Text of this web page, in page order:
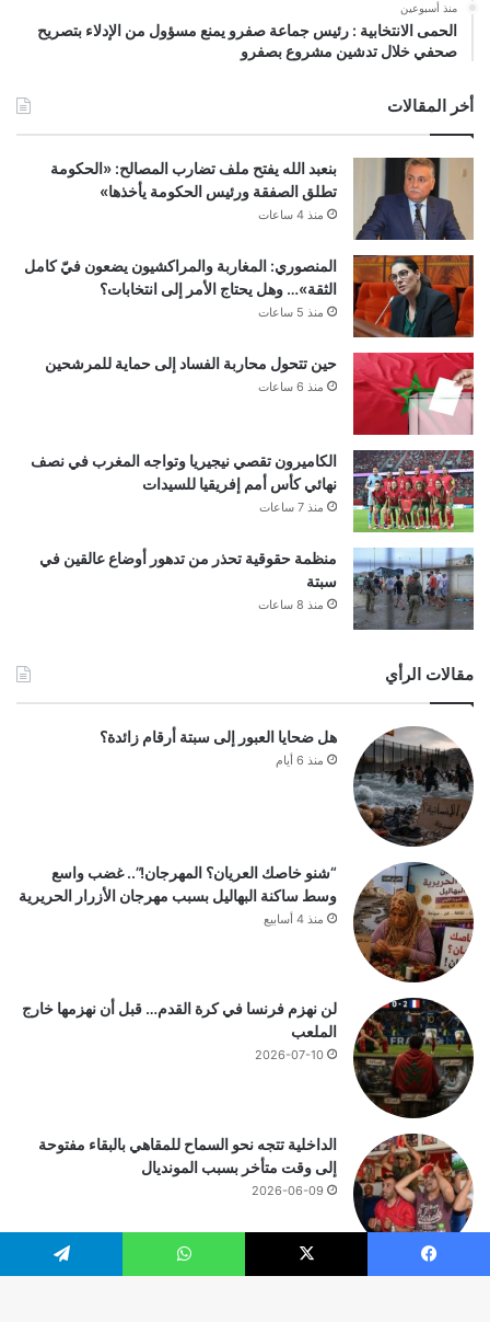
منذ أسبوعين
الحمى الانتخابية : رئيس جماعة صفرو يمنع مسؤول من الإدلاء بتصريح
صحفي خلال تدشين مشروع بصفرو
أخر المقالات
بنعبد الله يفتح ملف تضارب المصالح: «الحكومة
تطلق الصفقة ورئيس الحكومة يأخذها»
منذ 4 ساعات
المنصوري: المغاربة والمراكشيون يضعون فيّ كامل
الثقة»… وهل يحتاج الأمر إلى انتخابات؟
منذ 5 ساعات
حين تتحول محاربة الفساد إلى حماية للمرشحين
منذ 6 ساعات
الكاميرون تقصي نيجيريا وتواجه المغرب في نصف
نهائي كأس أمم إفريقيا للسيدات
منذ 7 ساعات
منظمة حقوقية تحذر من تدهور أوضاع عالقين في
سبتة
منذ 8 ساعات
مقالات الرأي
هل ضحايا العبور إلى سبتة أرقام زائدة؟
منذ 6 أيام
“شنو خاصك العريان؟ المهرجان!”.. غضب واسع
وسط ساكنة البهاليل بسبب مهرجان الأزرار الحريرية
منذ 4 أسابيع
لن نهزم فرنسا في كرة القدم… قبل أن نهزمها خارج
الملعب
2026-07-10
الداخلية تتجه نحو السماح للمقاهي بالبقاء مفتوحة
إلى وقت متأخر بسبب المونديال
2026-06-09
فيسبوك ‫X واتساب تيلقرام